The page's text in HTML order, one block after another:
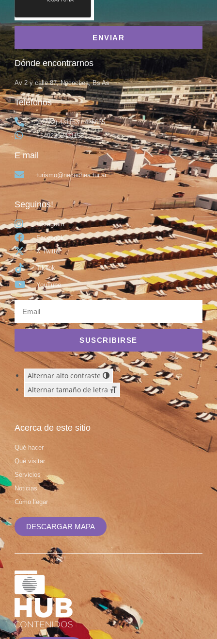
ENVIAR
Dónde encontrarnos
Av 2 y calle 87, Necochea, Bs As
Teléfonos
(02262) 431153 / 425665
+5492262431153
E mail
turismo@necochea.tur.ar
Seguinos!
Instagram
Facebook
X Twitter
TikTok
YouTube
SUSCRIBIRSE
Alternar alto contraste
Alternar tamaño de letra
Acerca de este sitio
Qué hacer
Qué visitar
Servicios
Noticias
Cómo llegar
DESCARGAR MAPA